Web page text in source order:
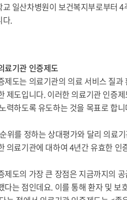
일산차병원이 보건복지부로부터
다.
료기관 인증제도
제도는 의료기관의 의료 서비스 질
제도입니다. 이러한 의료기관 인증
력하도록 유도하는 것을 목표로 합니
위를 정하는 상대평가와 달리 의료
의료기관에 대하여 4년간 유효한 인
제도의 가장 큰 장점은 지금까지의
다는 점인데요. 이를 통해 환자 및